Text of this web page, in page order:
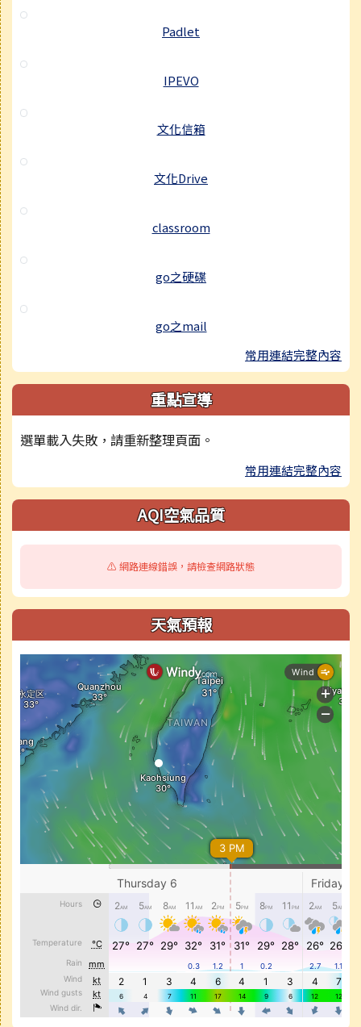
Padlet
IPEVO
文化信箱
文化Drive
classroom
go之硬碟
go之mail
常用連結完整內容
重點宣導
選單載入失敗，請重新整理頁面。
常用連結完整內容
AQI空氣品質
⚠️ 網路連線錯誤，請檢查網路狀態
天氣預報